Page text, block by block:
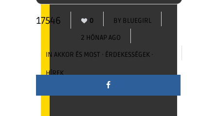
17546 0 BY BLUEGIRL
2 HÓNAP AGO
IN AKKOR ÉS MOST · ÉRDEKESSÉGEK ·
HÍREK